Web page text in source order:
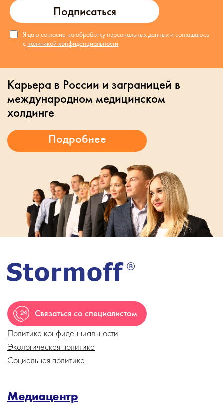
Подписаться
Я даю согласие на обработку персональных данных и соглашаюсь
с политикой конфиденциальности
Карьера в России и заграницей в
международном медицинском
холдинге
Связаться со специалистом
Политика конфиденциальности
Экологическая политика
Социальная политика
Медиацентр